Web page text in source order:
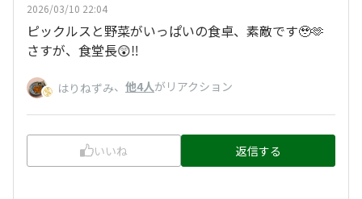
2026/03/10 22:04
ピックルスと野菜がいっぱいの食卓、素敵です🥹🫶
さすが、食堂長😲‼️
はりねずみ、 他4人がリアクション
いいね 返信する